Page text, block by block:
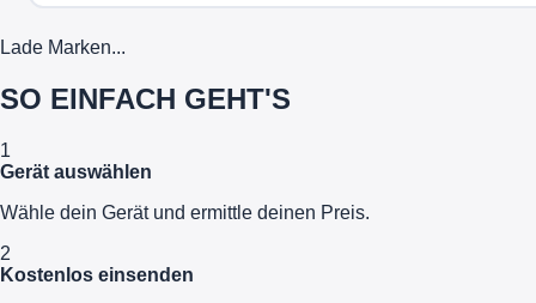
Lade Marken...
SO EINFACH GEHT'S
1
Gerät auswählen
Wähle dein Gerät und ermittle deinen Preis.
2
Kostenlos einsenden